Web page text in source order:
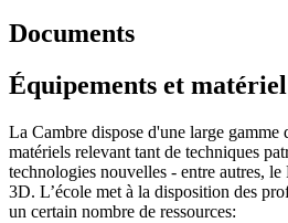
Documents
Équipements et matériel
La Cambre dispose d'une large gamme
matériels relevant tant de techniques
technologies nouvelles - entre autres,
3D. L’école met à la disposition des
un certain nombre de ressources: